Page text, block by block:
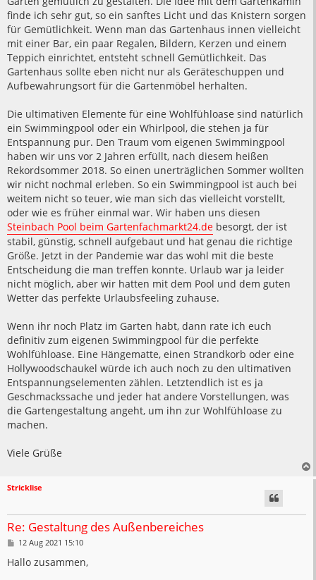
finde ich sehr gut, so ein sanftes Licht und das Knistern sorgen
für Gemütlichkeit. Wenn man das Gartenhaus innen vielleicht
mit einer Bar, ein paar Regalen, Bildern, Kerzen und einem
Teppich einrichtet, entsteht schnell Gemütlichkeit. Das
Gartenhaus sollte eben nicht nur als Geräteschuppen und
Aufbewahrungsort für die Gartenmöbel herhalten.
Die ultimativen Elemente für eine Wohlfühloase sind natürlich
ein Swimmingpool oder ein Whirlpool, die stehen ja für
Entspannung pur. Den Traum vom eigenen Swimmingpool
haben wir uns vor 2 Jahren erfüllt, nach diesem heißen
Rekordsommer 2018. So einen unerträglichen Sommer wollten
wir nicht nochmal erleben. So ein Swimmingpool ist auch bei
weitem nicht so teuer, wie man sich das vielleicht vorstellt,
oder wie es früher einmal war. Wir haben uns diesen
Steinbach Pool beim Gartenfachmarkt24.de besorgt, der ist
stabil, günstig, schnell aufgebaut und hat genau die richtige
Größe. Jetzt in der Pandemie war das wohl mit die beste
Entscheidung die man treffen konnte. Urlaub war ja leider
nicht möglich, aber wir hatten mit dem Pool und dem guten
Wetter das perfekte Urlaubsfeeling zuhause.
Wenn ihr noch Platz im Garten habt, dann rate ich euch
definitiv zum eigenen Swimmingpool für die perfekte
Wohlfühloase. Eine Hängematte, einen Strandkorb oder eine
Hollywoodschaukel würde ich auch noch zu den ultimativen
Entspannungselementen zählen. Letztendlich ist es ja
Geschmackssache und jeder hat andere Vorstellungen, was
die Gartengestaltung angeht, um ihn zur Wohlfühloase zu
machen.
Viele Grüße
Stricklise
Re: Gestaltung des Außenbereiches
B
i
t
12 Aug 2021 15:10
Hallo zusammen,